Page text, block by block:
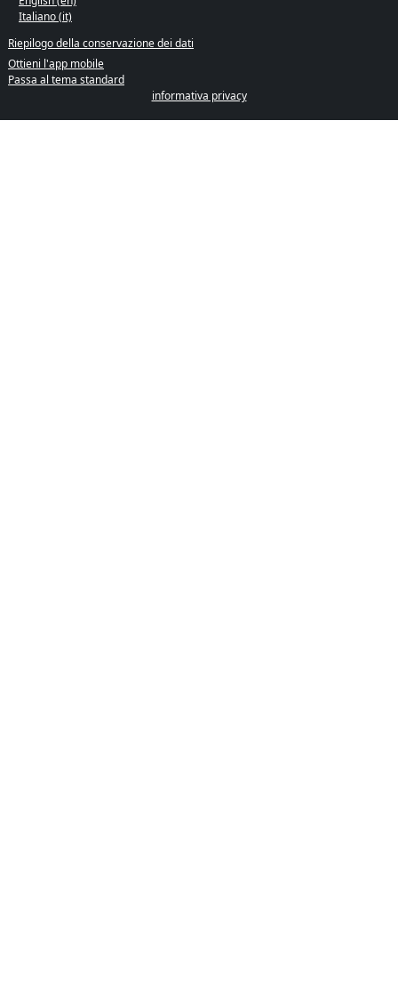
Italiano ‎(it)‎
Riepilogo della conservazione dei dati
Ottieni l'app mobile
Passa al tema standard
informativa privacy